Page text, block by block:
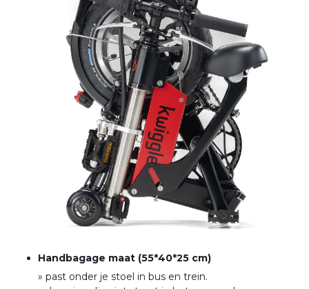
Handbagage maat (55*40*25 cm)
» past onder je stoel in bus en trein.